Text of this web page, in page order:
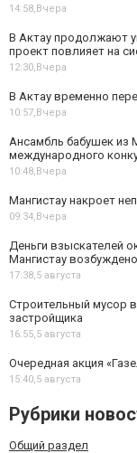
14:58,Вчера
В Актау продолжают
проект повлияет на
12:30,Вчера
В Актау временно
10:57,Вчера
Ансамбль бабушек из
международного
10:48,Вчера
Мангистау накроет
09:34,Вчера
Деньги взыскателей
Мангистау
17:38,5 августа
Строительный мусор
застройщика
16:55,5 августа
Очередная акция
15:40,5 августа
Рубрики
Общий раздел